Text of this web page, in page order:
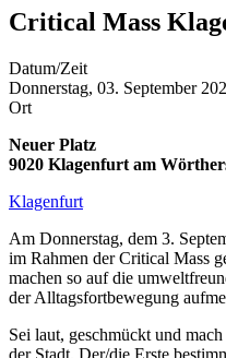
Critical Mass
Datum/Zeit
Donnerstag, 03. September
Ort
Neuer Platz
9020 Klagenfurt am
Klagenfurt
Am Donnerstag, dem 3.
im Rahmen der Critical Mass
machen so auf die
der Alltagsfortbewegung
Sei laut, geschmückt und
der Stadt. Der/die Erste